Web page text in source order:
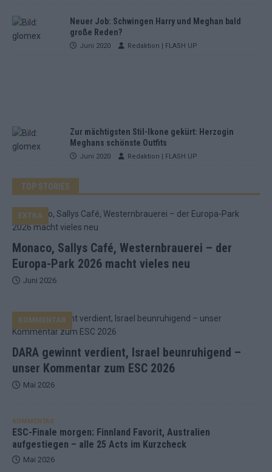
Neuer Job: Schwingen Harry und Meghan bald
große Reden?
Juni 2020 Redaktion | FLASH UP
Zur mächtigsten Stil-Ikone gekürt: Herzogin
Meghans schönste Outfits
Juni 2020 Redaktion | FLASH UP
TOP STORIES
Monaco, Sallys Café, Westernbrauerei – der
Europa-Park 2026 macht vieles neu
EXTRA
Juni 2026
DARA gewinnt verdient, Israel beunruhigend –
unser Kommentar zum ESC 2026
KOMMENTAR
Mai 2026
KOMMENTAR
ESC-Finale morgen: Finnland Favorit, Australien
aufgestiegen – alle 25 Acts im Kurzcheck
Mai 2026